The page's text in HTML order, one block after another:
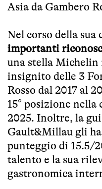
Asia da Gambero
Nel corso della
importanti
una stella Michelin
insignito delle 3
Rosso dal 2017 al
15° posizione
2025. Inoltre, la
Gault&Millau gli ha
punteggio di 15.5/
talento e la sua
gastronomica